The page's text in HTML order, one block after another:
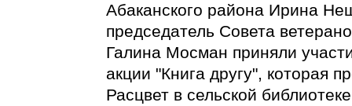
Абаканского района Ирина
председатель Совета
Галина Мосман приняли
акции "Книга другу", которая
Расцвет в сельской